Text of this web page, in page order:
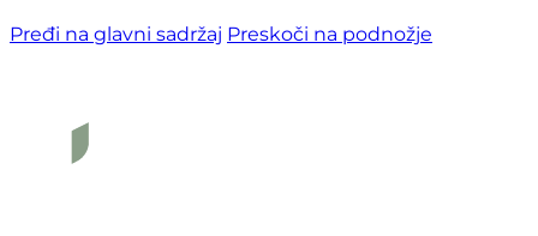
Pređi na glavni sadržaj Preskoči na podnožje